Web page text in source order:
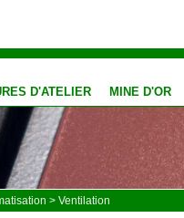
D'ATELIER MINE D'OR
> Ventilation